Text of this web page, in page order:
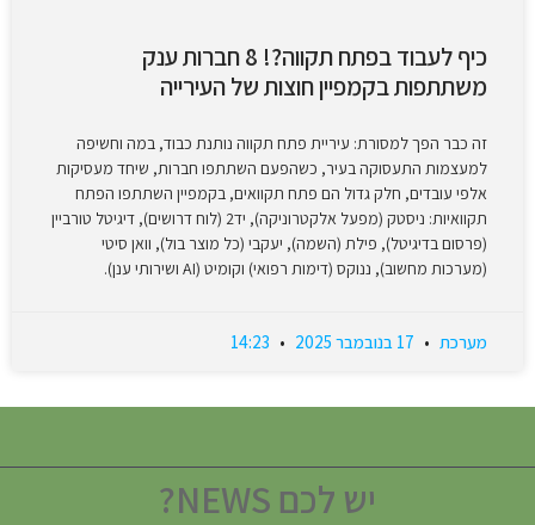
כיף לעבוד בפתח תקווה?! 8 חברות ענק
משתתפות בקמפיין חוצות של העירייה
זה כבר הפך למסורת: עיריית פתח תקווה נותנת כבוד, במה וחשיפה
למעצמות התעסוקה בעיר, כשהפעם השתתפו חברות, שיחד מעסיקות
אלפי עובדים, חלק גדול הם פתח תקוואים, בקמפיין השתתפו הפתח
תקוואיות: ניסטק (מפעל אלקטרוניקה), יד2 (לוח דרושים), דיגיטל טורביין
(פרסום בדיגיטל), פילת (השמה), יעקבי (כל מוצר בול), וואן סיטי
(מערכות מחשוב), ננוקס (דימות רפואי) וקומיט (AI ושירותי ענן).
מערכת
יש לכם NEWS?